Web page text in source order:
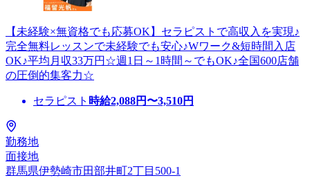
【未経験×無資格でも応募OK】セラピストで高収入を実現♪
完全無料レッスンで未経験でも安心♪Wワーク&短時間入店
OK♪平均月収33万円☆週1日～1時間～でもOK♪全国600店舗
の圧倒的集客力☆
セラピスト 時給2,088円〜3,510円
勤務地
面接地
群馬県伊勢崎市田部井町2丁目500-1